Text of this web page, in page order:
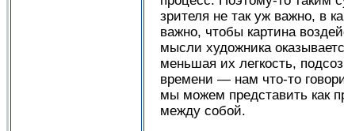
зрителя не так уж важно, в
важно, чтобы картина
мысли художника
меньшая их легкость,
времени — нам что-то
мы можем представить как
между собой.